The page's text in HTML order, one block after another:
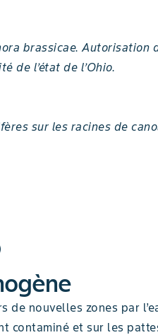
brassicae. Autorisation
de l’état de l’Ohio.
sur les racines de
de nouvelles zones par
contaminé et sur les